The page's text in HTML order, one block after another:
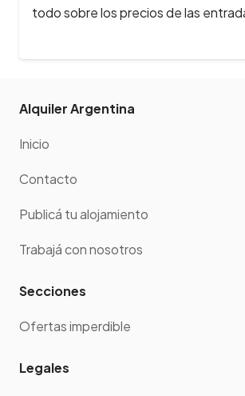
todo sobre los precios de las
Alquiler Argentina
Inicio
Contacto
Publicá tu alojamiento
Trabajá con nosotros
Secciones
Ofertas imperdible
Legales